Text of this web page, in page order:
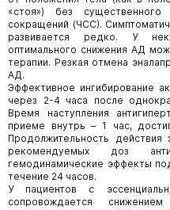
«стоя») без
сокращений (ЧСС).
развивается редко. У
оптимального снижения АД
терапии. Резкая отмена
АД.
Эффективное ингибирование
через 2-4 часа после
Время наступления
приеме внутрь – 1 час,
Продолжительность
рекомендуемых доз
гемодинамические эффекты
течение 24 часов.
У пациентов с
сопровождается